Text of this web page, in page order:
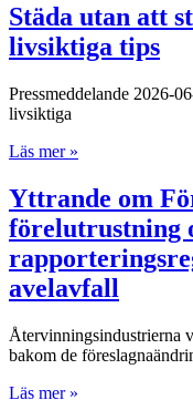
Städa utan att
livsiktiga tips
Pressmeddelande 2026-
livsiktiga
Läs mer »
Yttrande om
förelutrustning
avelavfall
Återvinningsindustrierna
bakom de
Läs mer »